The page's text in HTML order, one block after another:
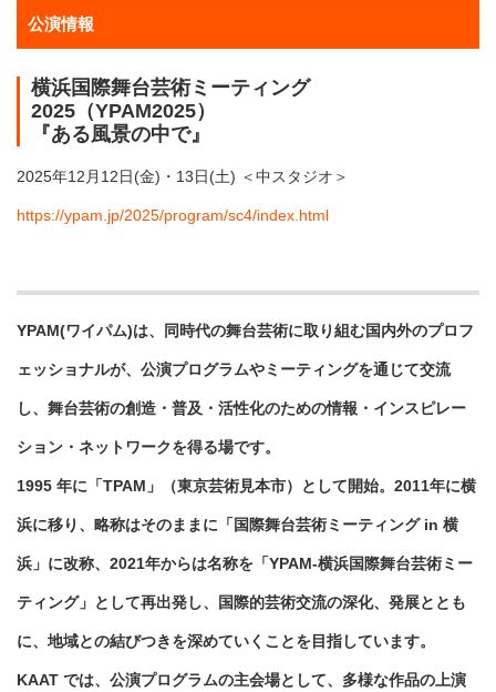
公演情報
横浜国際舞台芸術ミーティング
2025（YPAM2025）
『ある風景の中で』
2025年12月12日(金)・13日(土) ＜中スタジオ＞
https://ypam.jp/2025/program/sc4/index.html
YPAM(ワイパム)は、同時代の舞台芸術に取り組む国内外のプロフ
ェッショナルが、公演プログラムやミーティングを通じて交流
し、舞台芸術の創造・普及・活性化のための情報・インスピレー
ション・ネットワークを得る場です。
1995 年に「TPAM」（東京芸術見本市）として開始。2011年に横
浜に移り、略称はそのままに「国際舞台芸術ミーティング in 横
浜」に改称、2021年からは名称を「YPAM-横浜国際舞台芸術ミー
ティング」として再出発し、国際的芸術交流の深化、発展ととも
に、地域との結びつきを深めていくことを目指しています。
KAAT では、公演プログラムの主会場として、多様な作品の上演